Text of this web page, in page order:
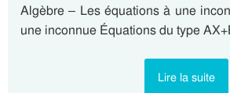
Algèbre – Les équations à une
une inconnue Équations du type
Lire la suite